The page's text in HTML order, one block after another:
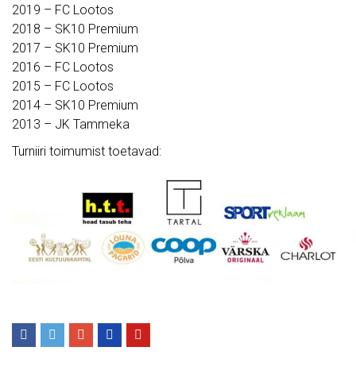
2019 – FC Lootos
2018 – SK10 Premium
2017 – SK10 Premium
2016 – FC Lootos
2015 – FC Lootos
2014 – SK10 Premium
2013 – JK Tammeka
Turniiri toimumist toetavad: